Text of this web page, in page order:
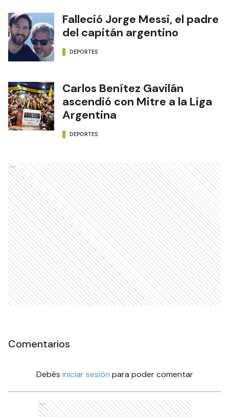
Falleció Jorge Messi, el padre
del capitán argentino
DEPORTES
Carlos Benítez Gavilán
ascendió con Mitre a la Liga
Argentina
DEPORTES
Ads
Comentarios
Debés iniciar sesión para poder comentar
Ads